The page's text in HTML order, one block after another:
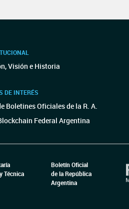
Visión e Historia
DE INTERÉS
Boletines Oficiales de la R. A.
Federal Argentina
Técnica
Boletín Oficial
de la República
Argentina